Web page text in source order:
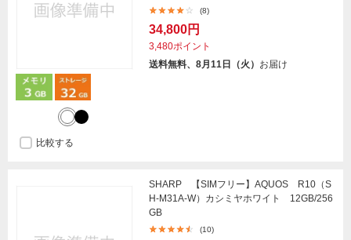
(8)
34,800円
3,480ポイント
送料無料、8月11日（火） お届け
比較する
SHARP 【SIMフリー】AQUOS R10（S
H-M31A-W）カシミヤホワイト 12GB/256
GB
(10)